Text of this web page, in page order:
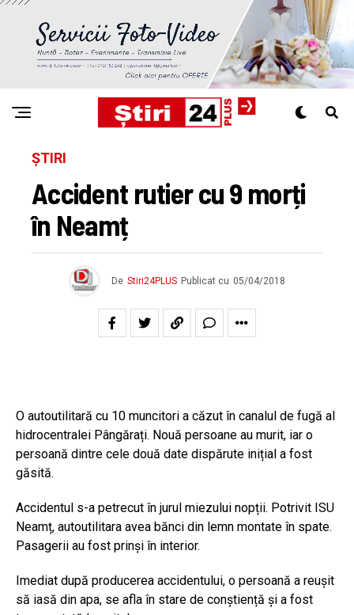
ȘTIRI
Accident rutier cu 9 morți
în Neamț
De Stiri24PLUS Publicat cu 05/04/2018
O autoutilitară cu 10 muncitori a căzut în canalul de fugă al
hidrocentralei Pângărați. Nouă persoane au murit, iar o
persoană dintre cele două date dispărute inițial a fost
găsită.
Accidentul s-a petrecut în jurul miezului nopții. Potrivit ISU
Neamț, autoutilitara avea bănci din lemn montate în spate.
Pasagerii au fost prinși în interior.
Imediat după producerea accidentului, o persoană a reușit
să iasă din apa, se afla în stare de conștiență și a fost